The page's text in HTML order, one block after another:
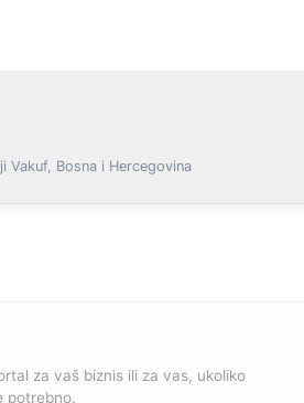
Vakuf, Bosna i Hercegovina
za vaš biznis ili za vas, ukoliko
potrebno.